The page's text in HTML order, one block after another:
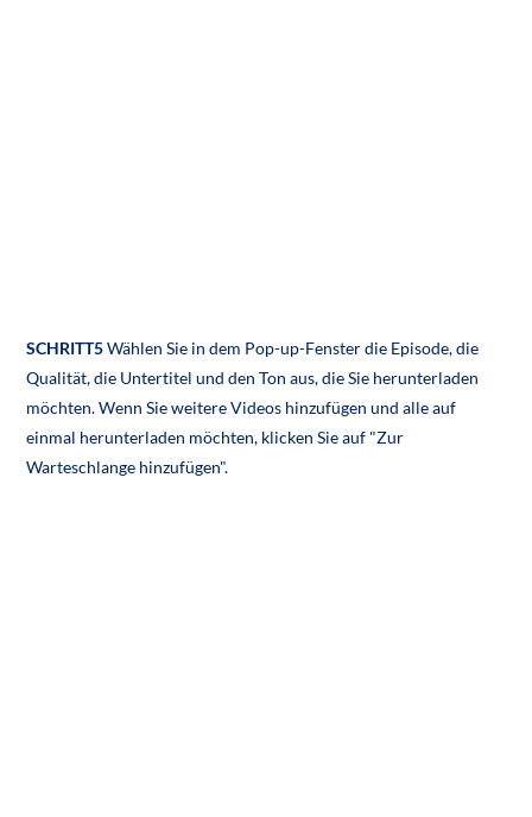
SCHRITT5Wählen Sie in dem Pop-up-Fenster die Episode, die
Qualität, die Untertitel und den Ton aus, die Sie herunterladen
möchten. Wenn Sie weitere Videos hinzufügen und alle auf
einmal herunterladen möchten, klicken Sie auf "Zur
Warteschlange hinzufügen".